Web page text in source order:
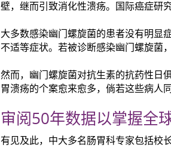
壁，继而引致消化性溃疡。国际癌症研
大多数感染幽门螺旋菌的患者没有明显
不适等症状。若被诊断感染幽门螺旋菌
然而，幽门螺旋菌对抗生素的抗药性日
胃溃疡的个案愈来愈多，倘若这些病人
审阅50年数据以掌握全
有见及此，中大多名肠胃科专家包括校